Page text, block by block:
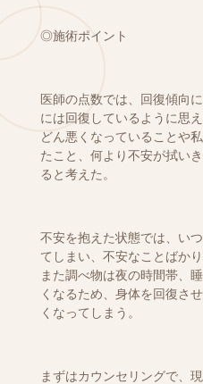
◎施術ポイント
医師の点数では、回復傾向
には回復しているように思
どん悪くなっていることや
たこと、何より不安が拭い
ると考えた。
不安を抱えた状態では、い
てしまい、不安なことばか
また調べ物は夜の時間帯、
くなるため、身体を回復さ
くなってしまう。
まずはカウンセリングで、